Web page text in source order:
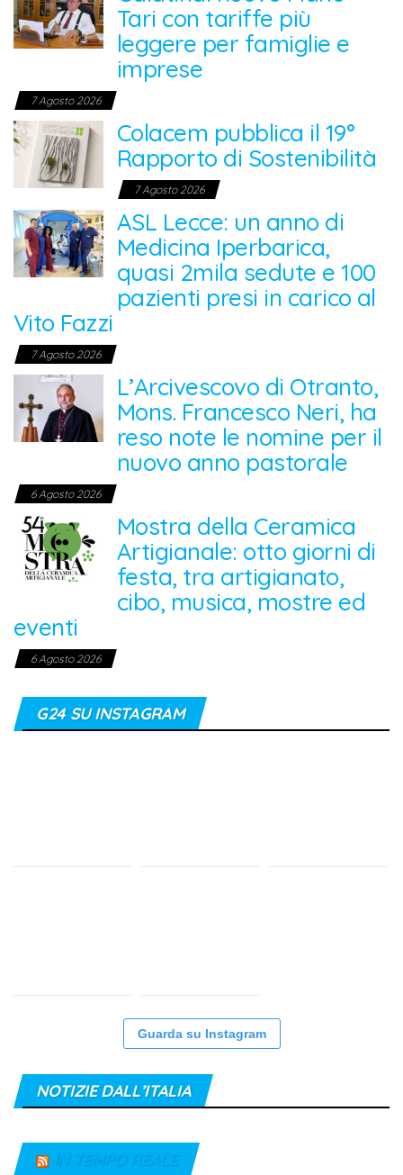
Tari con tariffe più
leggere per famiglie e
imprese
7 Agosto 2026
Colacem pubblica il 19°
Rapporto di Sostenibilità
7 Agosto 2026
ASL Lecce: un anno di
Medicina Iperbarica,
quasi 2mila sedute e 100
pazienti presi in carico al
Vito Fazzi
7 Agosto 2026
L’Arcivescovo di Otranto,
Mons. Francesco Neri, ha
reso note le nomine per il
nuovo anno pastorale
6 Agosto 2026
Mostra della Ceramica
Artigianale: otto giorni di
festa, tra artigianato,
cibo, musica, mostre ed
eventi
6 Agosto 2026
G24 SU INSTAGRAM
Guarda su Instagram
NOTIZIE DALL’ITALIA
IN TEMPO REALE